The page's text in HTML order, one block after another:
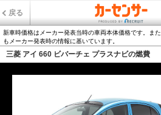
戻る
新車時価格はメーカー発表当時の車両本体価格です。ま
もメーカー発表時の情報に基いています。
三菱 アイ 660 ビバーチェ プラスナビの燃費